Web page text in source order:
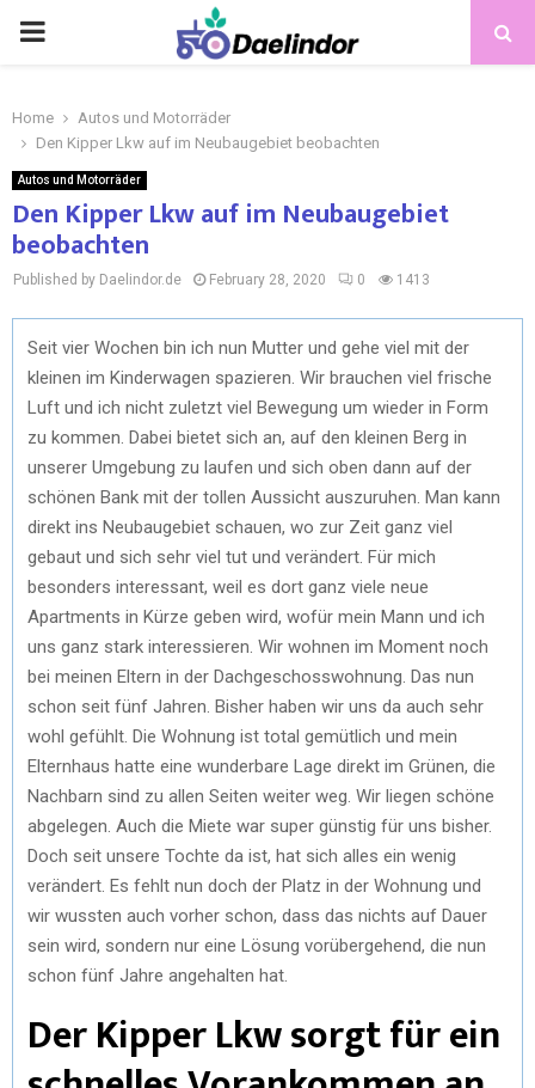
Home
Autos und Motorräder
Den Kipper Lkw auf im Neubaugebiet beobachten
Autos und Motorräder
Den Kipper Lkw auf im Neubaugebiet
beobachten
Published by Daelindor.de February 28, 2020 0 1413
Seit vier Wochen bin ich nun Mutter und gehe viel mit der
kleinen im Kinderwagen spazieren. Wir brauchen viel frische
Luft und ich nicht zuletzt viel Bewegung um wieder in Form
zu kommen. Dabei bietet sich an, auf den kleinen Berg in
unserer Umgebung zu laufen und sich oben dann auf der
schönen Bank mit der tollen Aussicht auszuruhen. Man kann
direkt ins Neubaugebiet schauen, wo zur Zeit ganz viel
gebaut und sich sehr viel tut und verändert. Für mich
besonders interessant, weil es dort ganz viele neue
Apartments in Kürze geben wird, wofür mein Mann und ich
uns ganz stark interessieren. Wir wohnen im Moment noch
bei meinen Eltern in der Dachgeschosswohnung. Das nun
schon seit fünf Jahren. Bisher haben wir uns da auch sehr
wohl gefühlt. Die Wohnung ist total gemütlich und mein
Elternhaus hatte eine wunderbare Lage direkt im Grünen, die
Nachbarn sind zu allen Seiten weiter weg. Wir liegen schöne
abgelegen. Auch die Miete war super günstig für uns bisher.
Doch seit unsere Tochte da ist, hat sich alles ein wenig
verändert. Es fehlt nun doch der Platz in der Wohnung und
wir wussten auch vorher schon, dass das nichts auf Dauer
sein wird, sondern nur eine Lösung vorübergehend, die nun
schon fünf Jahre angehalten hat.
Der Kipper Lkw sorgt für ein